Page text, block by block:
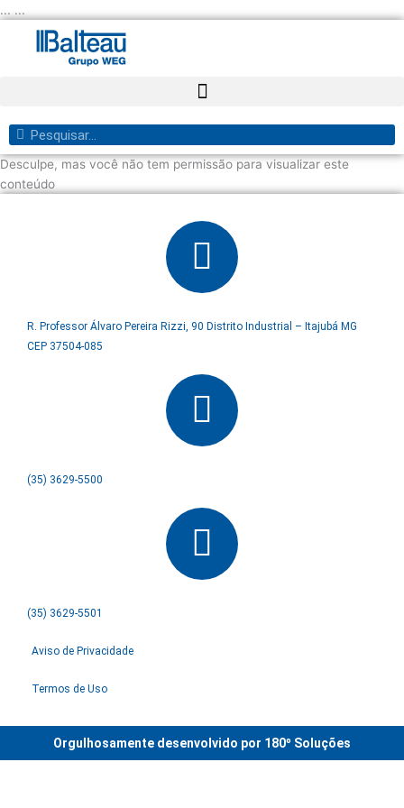
... ...
para
conteúdo
Pesquisar
Pesquisar
Desculpe, mas você não tem permissão para visualizar este
conteúdo
R. Professor Álvaro Pereira Rizzi, 90 Distrito Industrial – Itajubá MG
CEP 37504-085
(35) 3629-5500
(35) 3629-5501
Aviso de Privacidade
Termos de Uso
Orgulhosamente desenvolvido por 180º Soluções